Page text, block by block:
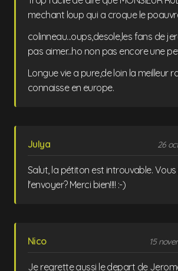
mechant loup qui a croque le
colinneau...oups,desole,les fans de
pas aimer...ho non pas encore une
Longue vie a pure,de loin la meilleur
connaisse en europe.
Julya 26
Salut, la pétiton est introuvable.
l'envoyer? Merci bien!!!! :-)
Nico 15
Je regrette aussi le depart de